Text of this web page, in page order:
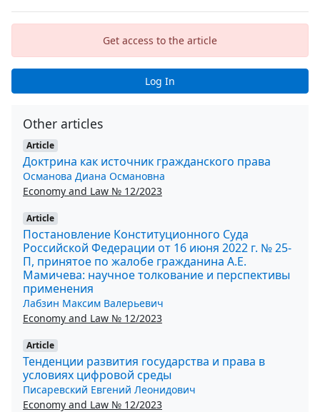
Get access to the article
Log In
Other articles
Article
Доктрина как источник гражданского права
Османова Диана Османовна
Economy and Law № 12/2023
Article
Постановление Конституционного Суда
Российской Федерации от 16 июня 2022 г. № 25-
П, принятое по жалобе гражданина А.Е.
Мамичева: научное толкование и перспективы
применения
Лабзин Максим Валерьевич
Economy and Law № 12/2023
Article
Тенденции развития государства и права в
условиях цифровой среды
Писаревский Евгений Леонидович
Economy and Law № 12/2023